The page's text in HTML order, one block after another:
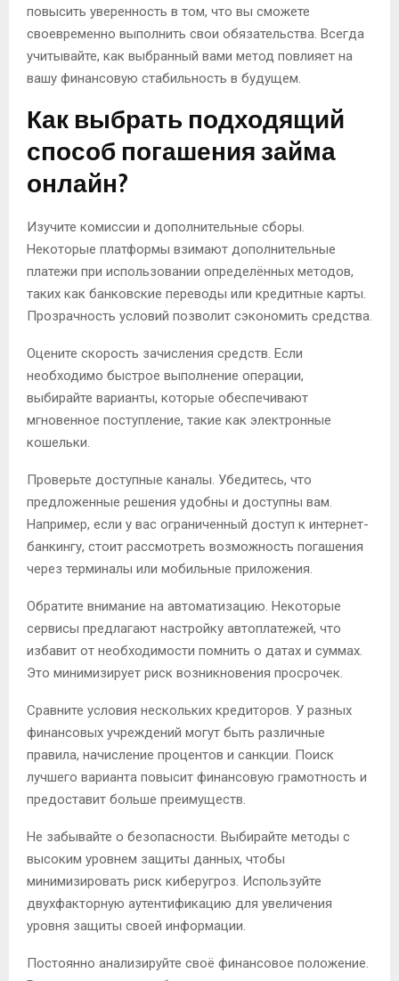
повысить уверенность в том, что вы сможете
своевременно выполнить свои обязательства. Всегда
учитывайте, как выбранный вами метод повлияет на
вашу финансовую стабильность в будущем.
Как выбрать подходящий
способ погашения займа
онлайн?
Изучите комиссии и дополнительные сборы.
Некоторые платформы взимают дополнительные
платежи при использовании определённых методов,
таких как банковские переводы или кредитные карты.
Прозрачность условий позволит сэкономить средства.
Оцените скорость зачисления средств. Если
необходимо быстрое выполнение операции,
выбирайте варианты, которые обеспечивают
мгновенное поступление, такие как электронные
кошельки.
Проверьте доступные каналы. Убедитесь, что
предложенные решения удобны и доступны вам.
Например, если у вас ограниченный доступ к интернет-
банкингу, стоит рассмотреть возможность погашения
через терминалы или мобильные приложения.
Обратите внимание на автоматизацию. Некоторые
сервисы предлагают настройку автоплатежей, что
избавит от необходимости помнить о датах и суммах.
Это минимизирует риск возникновения просрочек.
Сравните условия нескольких кредиторов. У разных
финансовых учреждений могут быть различные
правила, начисление процентов и санкции. Поиск
лучшего варианта повысит финансовую грамотность и
предоставит больше преимуществ.
Не забывайте о безопасности. Выбирайте методы с
высоким уровнем защиты данных, чтобы
минимизировать риск киберугроз. Используйте
двухфакторную аутентификацию для увеличения
уровня защиты своей информации.
Постоянно анализируйте своё финансовое положение.